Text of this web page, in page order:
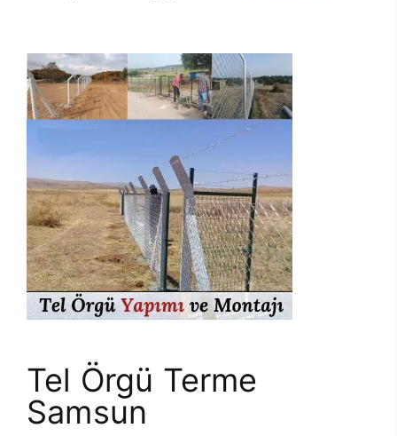
Tel Örgü Terme
Samsun